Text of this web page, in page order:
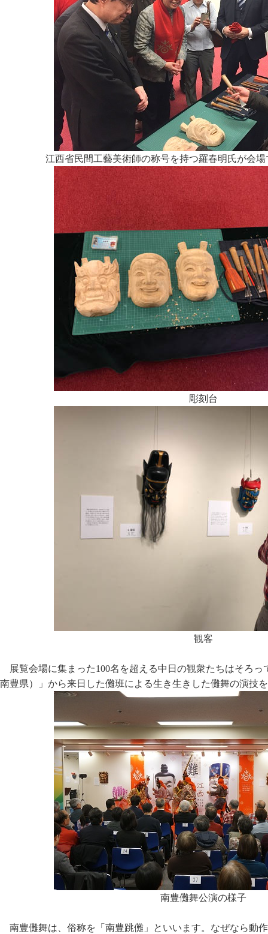
江西省民間工藝美術師の称号を持つ羅春明氏が会
彫刻台
観客
展覧会場に集まった100名を超える中日の観衆たちはそろ
南豊県）」から来日した儺班による生き生きした儺舞の演技
南豊儺舞公演の様子
南豊儺舞は、俗称を「南豊跳儺」といいます。なぜなら動